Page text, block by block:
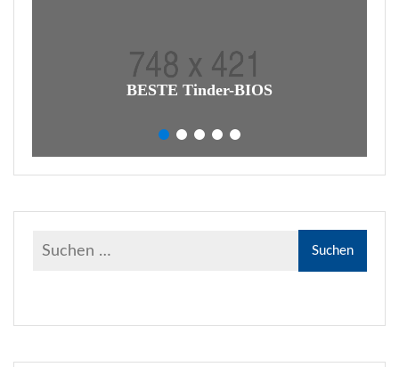
BESTE Tinder-BIOS